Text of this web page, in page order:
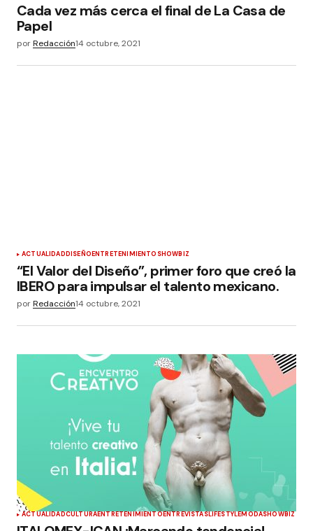
Cada vez más cerca el final de La Casa de
Papel
porRedacción14 octubre, 2021
ACTUALIDADDISEÑOENTRETENIMIENTO SHOWBIZ
“El Valor del Diseño”, primer foro que creó la
IBERO para impulsar el talento mexicano.
porRedacción14 octubre, 2021
ACTUALIDADCULTURAENTRETENIMIENTO ENTREVISTASLIFESTYLEMODASHOWBIZ